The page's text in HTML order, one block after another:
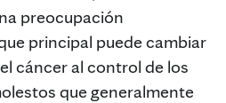
preocupación
principal puede cambiar
cáncer al control de los
que generalmente